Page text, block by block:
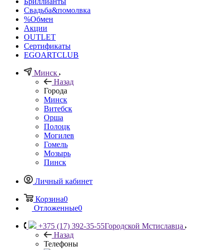
Свадьба&помолвка
%Обмен
Акции
OUTLET
Сертификаты
EGOARTCLUB
Минск
Назад
Города
Минск
Витебск
Орша
Полоцк
Могилев
Гомель
Мозырь
Пинск
Личный кабинет
Корзина0
Отложенные0
+375 (17) 392-35-55Городской Мстиславца
Назад
Телефоны